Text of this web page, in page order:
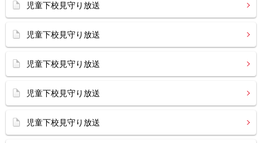
児童下校見守り放送
児童下校見守り放送
児童下校見守り放送
児童下校見守り放送
児童下校見守り放送